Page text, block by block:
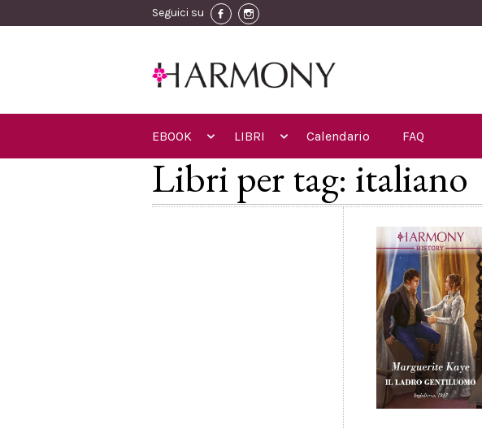
Seguici su
EBOOK LIBRI Calendario FAQ
Libri per tag: italiano